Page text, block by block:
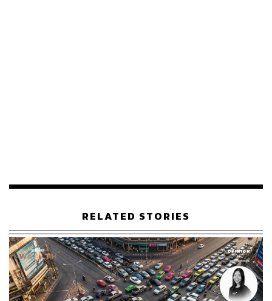
ละไม่เท่าเทียม แนะรัฐออกมาตรการกระตุ้นเศรษฐกิจ-
SCBX เร่งเครื่องขยายธุรกิจตามยุทธศาสตร์ หลังผู้ถือหุ้
นไฟเขียวออกหุ้นกู้ 1 แสนล้านบาท ตั้งเป้าเป็นกลุ่มบริษั
ทเทคโนโลยีการเงินระดับภูมิภาค
SCB CIO หนุนลูกค้าเวลธ์ลงทุนตราสารหนี้เทอมฟันด์
โอกาสรับผลตอบแทนจูงใจช่วงดอกเบี้ยขาขึ้น ชู 1 ปี 1.7
5%
RELATED STORIES